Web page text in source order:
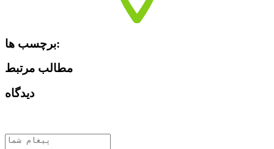
برچسب ها:
مطالب مرتبط
دیدگاه